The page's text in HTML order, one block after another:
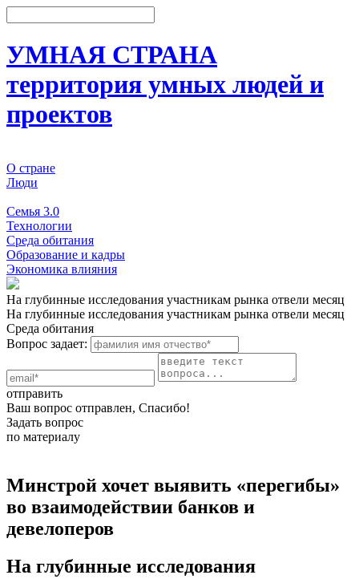
УМНАЯ СТРАНА
территория умных людей и
проектов
О стране
Люди
Семья 3.0
Технологии
Среда обитания
Образование и кадры
Экономика влияния
На глубинные исследования участникам рынка отвели месяц
На глубинные исследования участникам рынка отвели месяц
Среда обитания
Вопрос задает:
отправить
Ваш вопрос отправлен, Спасибо!
Задать вопрос
по материалу
Минстрой хочет выявить «перегибы»
во взаимодействии банков и
девелоперов
На глубинные исследования